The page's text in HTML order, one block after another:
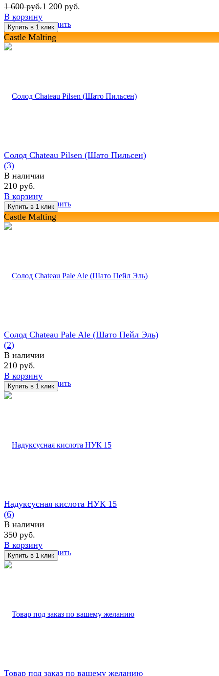
избранное сравнить
1 600 руб.1 200 руб.
В корзину
Castle Malting
избранное сравнить
Солод Chateau Pilsen (Шато Пильсен)
(3)
В наличии
210 руб.
В корзину
Castle Malting
избранное сравнить
Солод Chateau Pale Ale (Шато Пейл Эль)
(2)
В наличии
210 руб.
В корзину
избранное сравнить
Надуксусная кислота НУК 15
(6)
В наличии
350 руб.
В корзину
Товар под заказ по вашему желанию